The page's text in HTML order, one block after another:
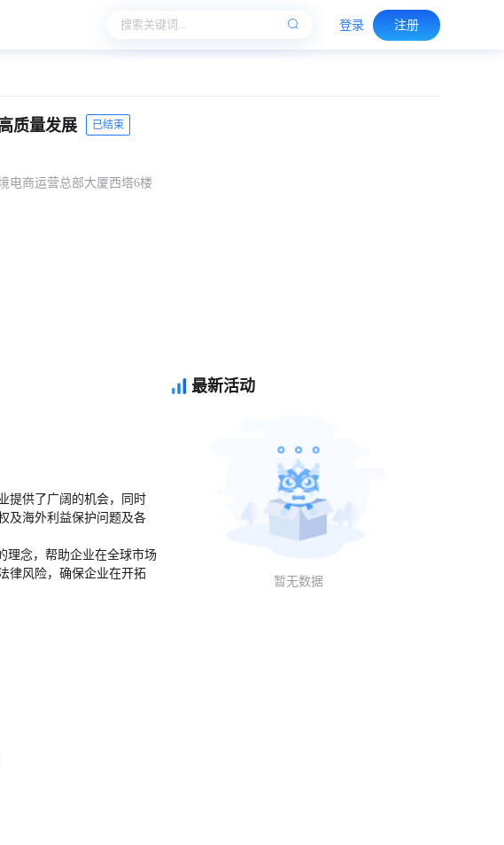
登录 注册
质量发展 已结束
电商运营总部大厦西塔6楼
提供了广阔的机会，同时
及海外利益保护问题及各
理念，帮助企业在全球市场
律风险，确保企业在开拓
最新活动
暂无数据